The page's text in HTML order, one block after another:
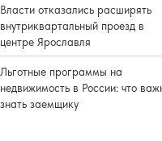
Власти отказались расширять
внутриквартальный проезд в
центре Ярославля
Льготные программы на
недвижимость в России: что
знать заемщику